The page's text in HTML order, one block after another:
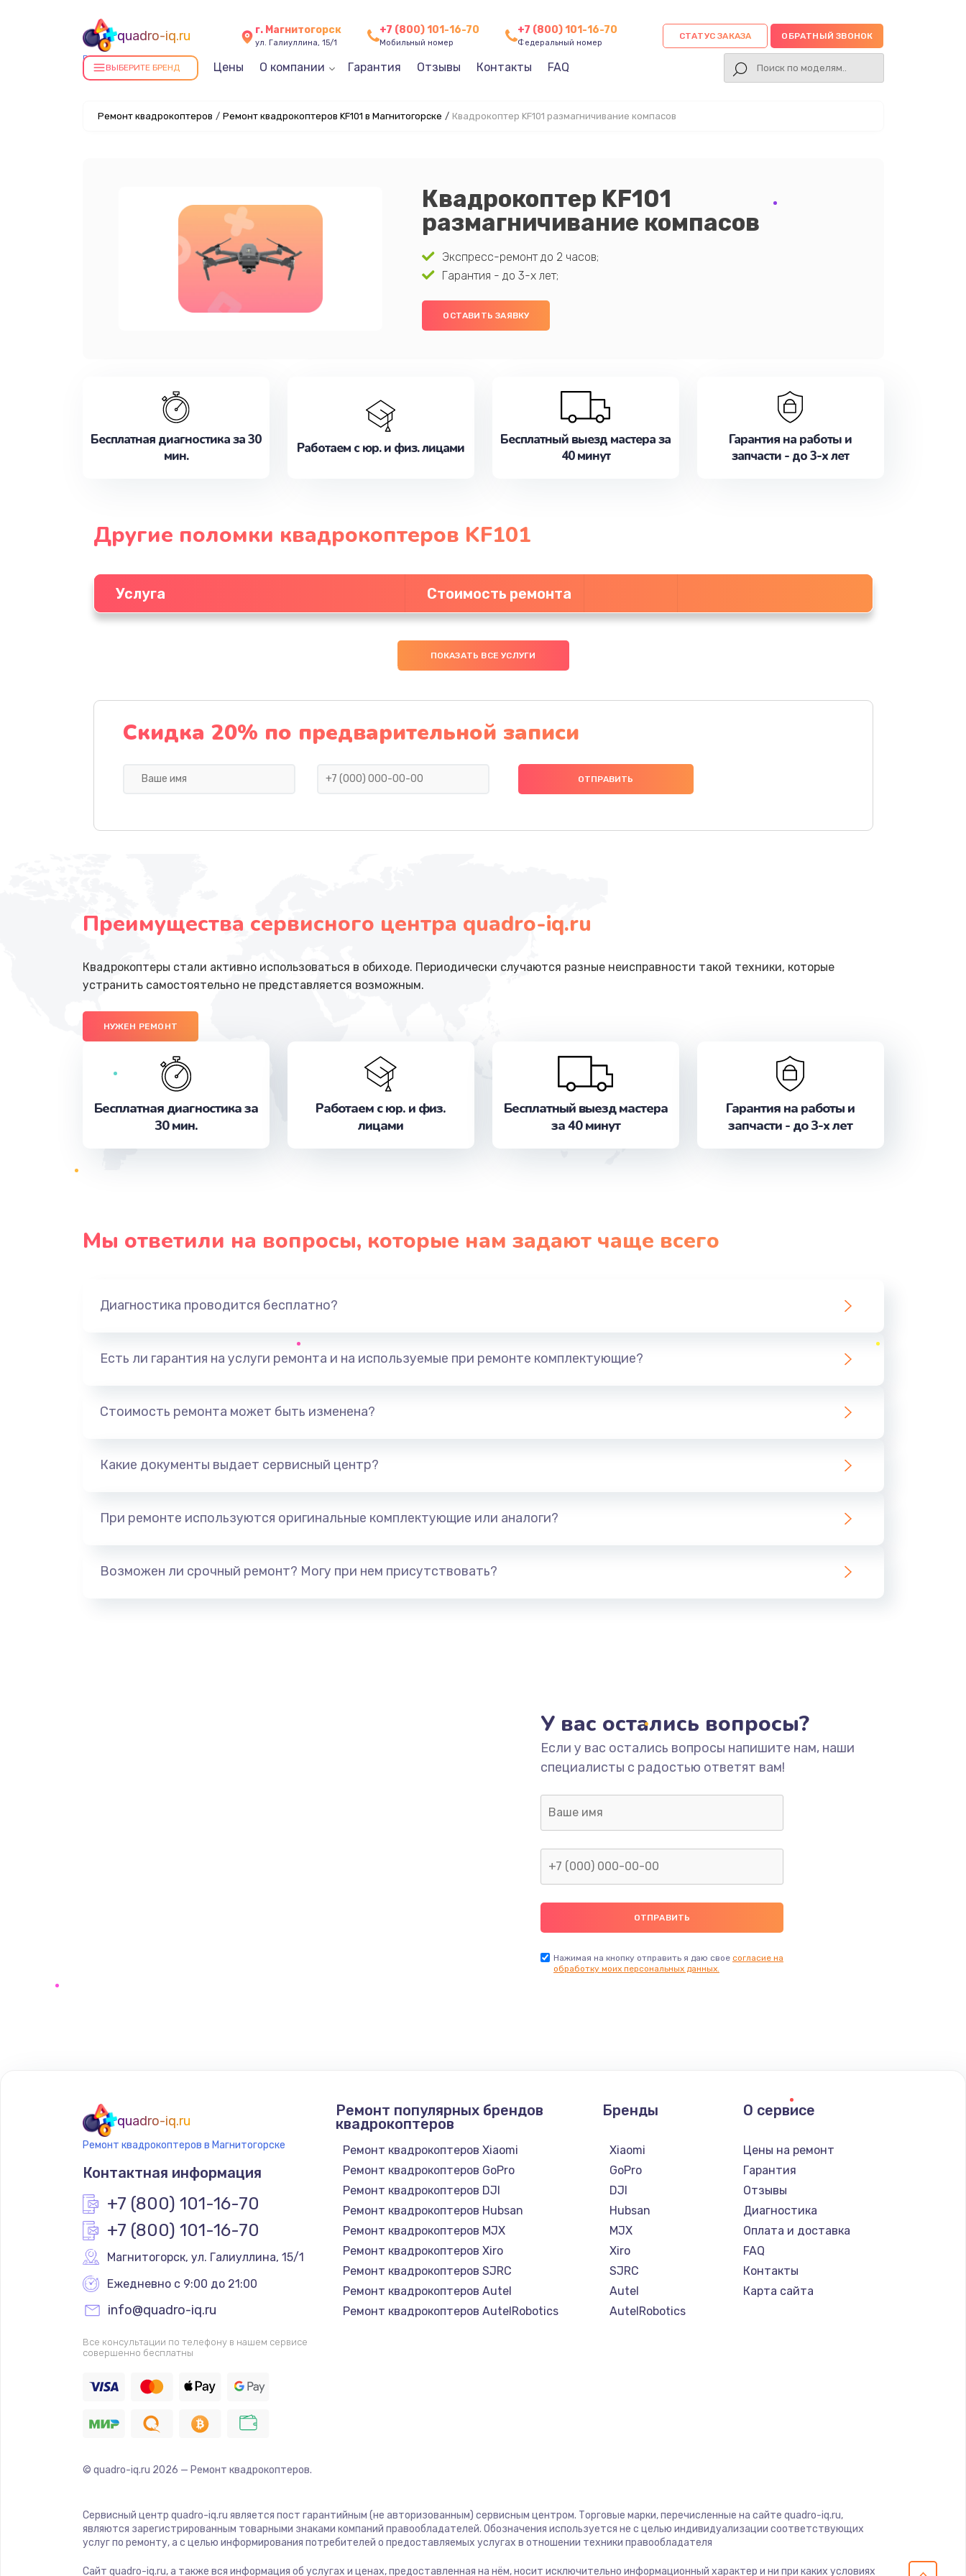
quadro-iq.ru
Ремонт квадрокоптеров в
Магнитогорске
г. Магнитогорск
ул. Галиуллина, 15/1
+7 (800) 101-16-70
Мобильный номер
+7 (800) 101-16-70
Федеральный номер
СТАТУС ЗАКАЗА ОБРАТНЫЙ ЗВОНОК
ВЫБЕРИТЕ БРЕНД Цены О компании Гарантия Отзывы Контакты FAQ
Ремонт квадрокоптеров / Ремонт квадрокоптеров KF101 в Магнитогорске / Квадрокоптер KF101 размагничивание компасов
Квадрокоптер KF101
размагничивание компасов
Экспресс-ремонт до 2 часов;
Гарантия - до 3-х лет;
ОСТАВИТЬ ЗАЯВКУ
Бесплатная диагностика за 30
мин.
Работаем с юр. и физ. лицами
Бесплатный выезд мастера за
40 минут
Гарантия на работы и
запчасти - до 3-х лет
Другие поломки квадрокоптеров KF101
Услуга Стоимость ремонта
ПОКАЗАТЬ ВСЕ УСЛУГИ
Скидка 20% по предварительной записи
Преимущества сервисного центра quadro-iq.ru
Квадрокоптеры стали активно использоваться в обиходе. Периодически случаются разные неисправности такой техники, которые
устранить самостоятельно не представляется возможным.
НУЖЕН РЕМОНТ
Бесплатная диагностика за
30 мин.
Работаем с юр. и физ.
лицами
Бесплатный выезд мастера
за 40 минут
Гарантия на работы и
запчасти - до 3-х лет
Мы ответили на вопросы, которые нам задают чаще всего
Диагностика проводится бесплатно?
Есть ли гарантия на услуги ремонта и на используемые при ремонте комплектующие?
Стоимость ремонта может быть изменена?
Какие документы выдает сервисный центр?
При ремонте используются оригинальные комплектующие или аналоги?
Возможен ли срочный ремонт? Могу при нем присутствовать?
У вас остались вопросы?
Если у вас остались вопросы напишите нам, наши
специалисты с радостью ответят вам!
Нажимая на кнопку отправить я даю свое согласие на
обработку моих персональных данных.
quadro-iq.ru
Ремонт квадрокоптеров в Магнитогорске
Контактная информация
+7 (800) 101-16-70
+7 (800) 101-16-70
Магнитогорск, ул. Галиуллина, 15/1
Ежедневно с 9:00 до 21:00
info@quadro-iq.ru
Все консультации по телефону в нашем сервисе
совершенно бесплатны
Ремонт популярных брендов
квадрокоптеров
Ремонт квадрокоптеров Xiaomi
Ремонт квадрокоптеров GoPro
Ремонт квадрокоптеров DJI
Ремонт квадрокоптеров Hubsan
Ремонт квадрокоптеров MJX
Ремонт квадрокоптеров Xiro
Ремонт квадрокоптеров SJRC
Ремонт квадрокоптеров Autel
Ремонт квадрокоптеров AutelRobotics
Бренды
Xiaomi
GoPro
DJI
Hubsan
MJX
Xiro
SJRC
Autel
AutelRobotics
О сервисе
Цены на ремонт
Гарантия
Отзывы
Диагностика
Оплата и доставка
FAQ
Контакты
Карта сайта
© quadro-iq.ru 2026 — Ремонт квадрокоптеров.
Сервисный центр quadro-iq.ru является пост гарантийным (не авторизованным) сервисным центром. Торговые марки, перечисленные на сайте quadro-iq.ru,
являются зарегистрированным товарными знаками компаний правообладателей. Обозначения используется не с целью индивидуализации соответствующих
услуг по ремонту, а с целью информирования потребителей о предоставляемых услугах в отношении техники правообладателя
Сайт quadro-iq.ru, а также вся информация об услугах и ценах, предоставленная на нём, носит исключительно информационный характер и ни при каких условиях